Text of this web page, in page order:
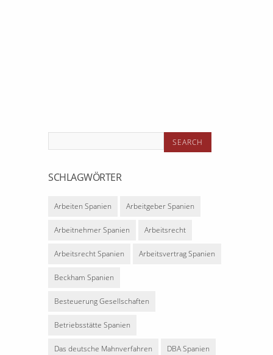
SCHLAGWÖRTER
Arbeiten Spanien Arbeitgeber Spanien
Arbeitnehmer Spanien Arbeitsrecht
Arbeitsrecht Spanien Arbeitsvertrag Spanien
Beckham Spanien
Besteuerung Gesellschaften
Betriebsstätte Spanien
Das deutsche Mahnverfahren DBA Spanien